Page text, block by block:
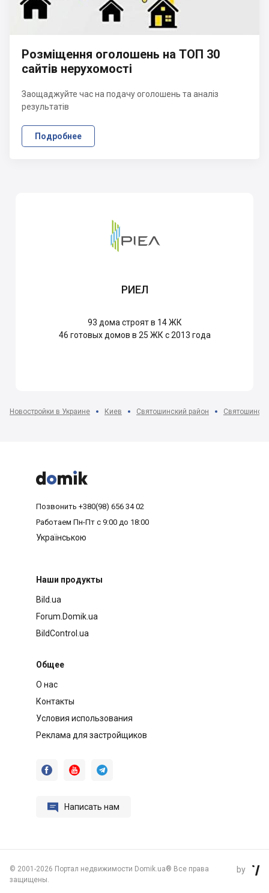
Розміщення оголошень на ТОП 30
сайтів нерухомості
Заощаджуйте час на подачу оголошень та аналіз
результатів
Подробнее
РИЕЛ
93 дома строят в 14 ЖК
46 готовых домов в 25 ЖК с 2013 года
Новостройки в Украине Киев Святошинский район Святошино



Позвонить +380(98) 656 34 02
Работаем Пн-Пт с 9:00 до 18:00
Українською
Наши продукты
Bild.ua
Forum.Domik.ua
BildControl.ua
Общее
О нас
Контакты
Условия использования
Реклама для застройщиков
  
 Написать нам
© 2001-2026 Портал недвижимости Domik.ua® Все права
защищены.
by 